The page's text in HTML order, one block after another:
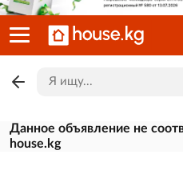
Данное объявление не
house.kg